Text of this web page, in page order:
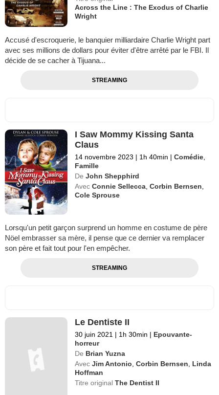
Across the Line : The Exodus of Charlie
Wright
Accusé d'escroquerie, le banquier milliardaire Charlie Wright part
avec ses millions de dollars pour éviter d'être arrêté par le FBI. Il
décide de se cacher à Tijuana...
STREAMING
I Saw Mommy Kissing Santa
Claus
14 novembre 2023 | 1h 40min | Comédie
Famille
De John Shepphird
Avec Connie Sellecca ,Corbin Bernsen
Cole Sprouse
Lorsqu'un petit garçon surprend un homme en costume de père
Nöel embrasser sa mère, il pense que ce dernier va remplacer
son père et fait tout pour l'en empêcher.
STREAMING
Le Dentiste II
30 juin 2021 | 1h 30min | Epouvante-
horreur
De Brian Yuzna
Avec Jim Antonio ,Corbin Bernsen
Linda
Hoffman
Titre originalThe Dentist II